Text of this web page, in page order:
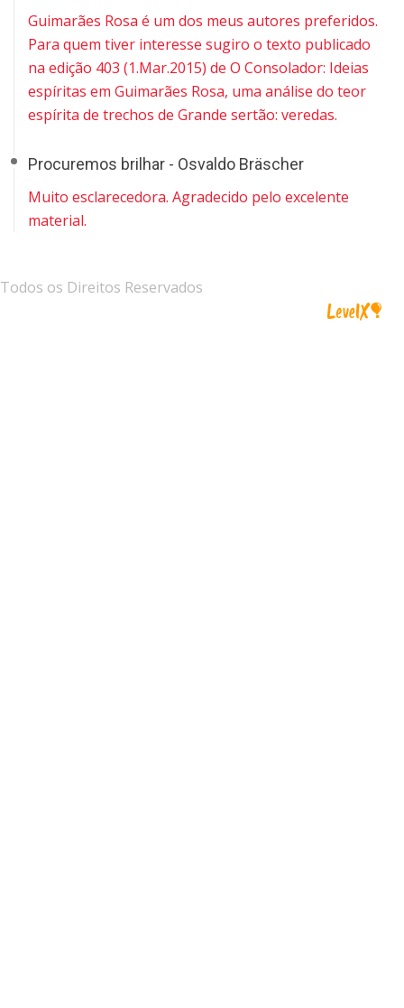
Guimarães Rosa é um dos meus autores preferidos.
Para quem tiver interesse sugiro o texto publicado
na edição 403 (1.Mar.2015) de O Consolador: Ideias
espíritas em Guimarães Rosa, uma análise do teor
espírita de trechos de Grande sertão: veredas.
Procuremos brilhar - Osvaldo Bräscher
Muito esclarecedora. Agradecido pelo excelente
material.
Todos os Direitos Reservados